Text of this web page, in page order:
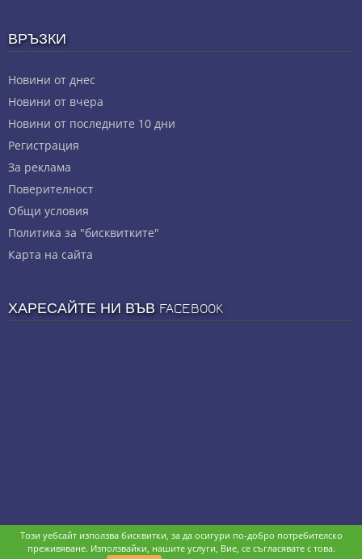
ВРЪЗКИ
Новини от днес
Новини от вчера
Новини от последните 10 дни
Регистрация
За реклама
Πoвepитeлнocт
Общи условия
Политика за "бисквитките"
Карта на сайта
ХАРЕСАЙТЕ НИ ВЪВ FACEBOOK
© stz24.com. Developed byBPage CMS.
Този уебсайт използва бисквитки, за да осигури по-добро потребителско
преживяване. Използвайки, нашите услуги, Вие, се съгласявате с това.